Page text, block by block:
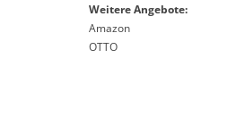
Weitere Angebote:
Amazon
OTTO